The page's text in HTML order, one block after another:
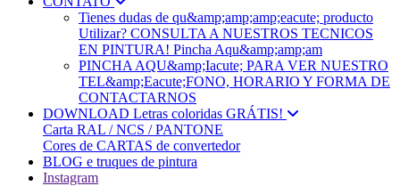
Tienes dudas de qu&amp;amp;amp;eacute; producto
Utilizar? CONSULTA A NUESTROS TECNICOS
EN PINTURA! Pincha Aqu&amp;amp;am
PINCHA AQU&amp;Iacute; PARA VER NUESTRO
TEL&amp;Eacute;FONO, HORARIO Y FORMA DE
CONTACTARNOS
DOWNLOAD Letras coloridas GRÁTIS!
Carta RAL / NCS / PANTONE
Cores de CARTAS de convertedor
BLOG e truques de pintura
Instagram